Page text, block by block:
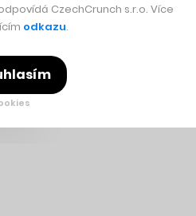
CzechCrunch s.r.o. Více
odkazu.